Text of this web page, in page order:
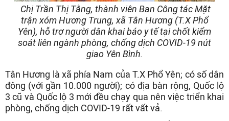
Chị Trần Thị Tằng, thành viên Ban Công tác Mặt
trận xóm Hương Trung, xã Tân Hương (T.X Phổ
Yên), hỗ trợ người dân khai báo y tế tại chốt kiểm
soát liên ngành phòng, chống dịch COVID-19 nút
giao Yên Bình.
Tân Hương là xã phía Nam của T.X Phổ Yên; có số dân
đông (với gần 10.000 người); có địa bàn rộng, Quốc lộ
3 cũ và Quốc lộ 3 mới đều chạy qua nên việc triển khai
phòng, chống dịch COVID-19 rất vất vả.